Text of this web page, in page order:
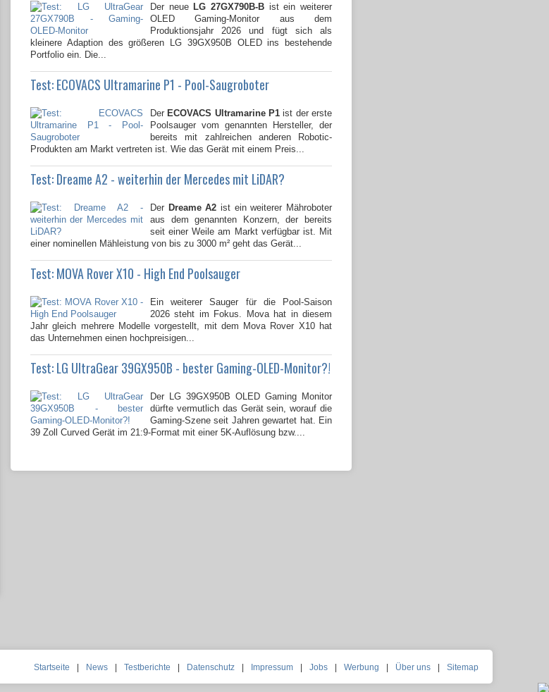
Der neueLG 27GX790B-B ist ein weiterer
OLED Gaming-Monitor aus dem
Produktionsjahr 2026 und fügt sich als
kleinere Adaption des größeren LG 39GX950B OLED ins bestehende
Portfolio ein. Die...
Test: ECOVACS Ultramarine P1 - Pool-Saugroboter
DerECOVACS Ultramarine P1 ist der erste
Poolsauger vom genannten Hersteller, der
bereits mit zahlreichen anderen Robotic-
Produkten am Markt vertreten ist. Wie das Gerät mit einem Preis...
Test: Dreame A2 - weiterhin der Mercedes mit LiDAR?
Der Dreame A2 ist ein weiterer Mähroboter
aus dem genannten Konzern, der bereits
seit einer Weile am Markt verfügbar ist. Mit
einer nominellen Mähleistung von bis zu 3000 m² geht das Gerät...
Test: MOVA Rover X10 - High End Poolsauger
Ein weiterer Sauger für die Pool-Saison
2026 steht im Fokus. Mova hat in diesem
Jahr gleich mehrere Modelle vorgestellt, mit dem Mova Rover X10 hat
das Unternehmen einen hochpreisigen...
Test: LG UltraGear 39GX950B - bester Gaming-OLED-Monitor?!
Der LG 39GX950B OLED Gaming Monitor
dürfte vermutlich das Gerät sein, worauf die
Gaming-Szene seit Jahren gewartet hat. Ein
39 Zoll Curved Gerät im 21:9-Format mit einer 5K-Auflösung bzw....
Sitemap
Über uns
Werbung
Jobs
Impressum
Datenschutz
Testberichte
News
Startseite